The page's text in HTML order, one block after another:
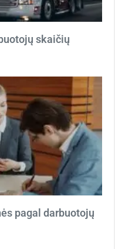
skaičių
pagal darbuotojų